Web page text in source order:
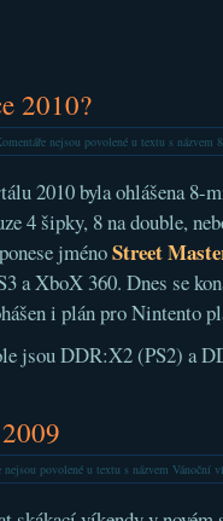
2010?
nejsou povolenéu textu s názvem
2010 byla ohlášena 8-
4 šipky, 8 na double,
jménoStreet
a XboX 360. Dnes se
i plán pro Nintento
jsou DDR:X2 (PS2) a
nejsou povolenéu textu s názvem Vánoční